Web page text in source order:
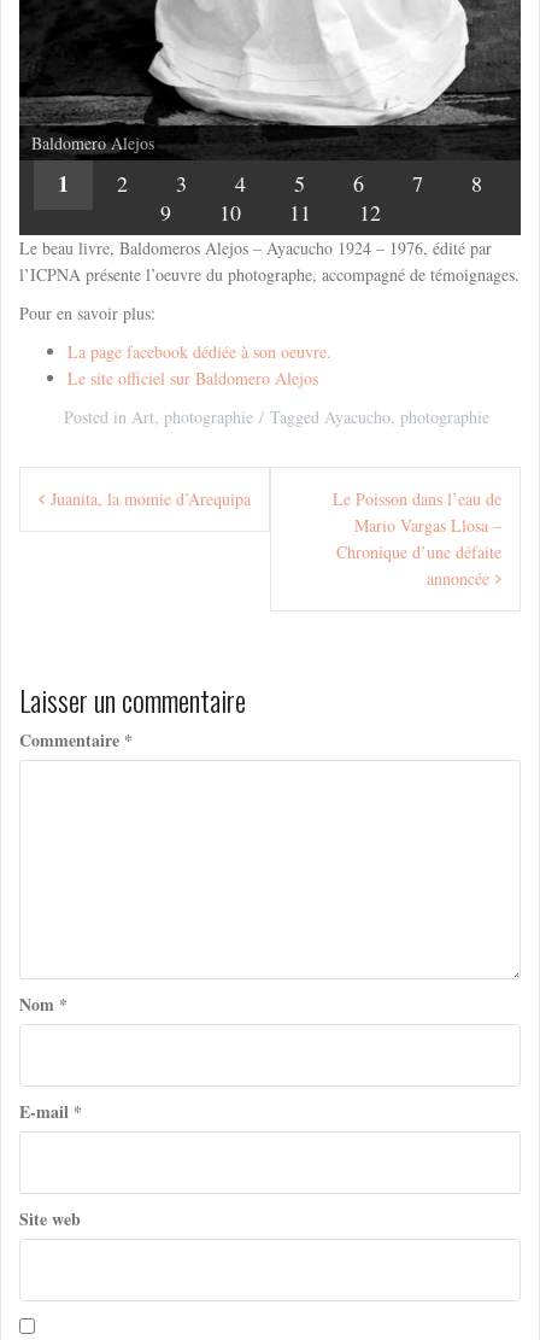
Baldomero Alejos
1 2 3 4 5 6 7
8
9
10 11 12
Le beau livre, Baldomeros Alejos – Ayacucho 1924 – 1976, édité par
l’ICPNA présente l’oeuvre du photographe, accompagné de témoignages.
Pour en savoir plus:
La page facebook dédiée à son oeuvre.
Le site officiel sur Baldomero Alejos
Posted in Art, photographie Tagged Ayacucho, photographie
Navigation
Juanita, la momie d’Arequipa
Le Poisson dans l’eau de
Mario Vargas Llosa –
Chronique d’une défaite
annoncée
Laisser un commentaire
Commentaire *
Nom *
E-mail *
Site web